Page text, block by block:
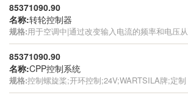
85371090.90
名称:转轮控制器
规格:用于空调中|通过改变输入电流的频率和电压
85371090.90
名称:CPP控制系统
规格:控制螺旋桨;开环控制;24V;WARTSILA牌;定制